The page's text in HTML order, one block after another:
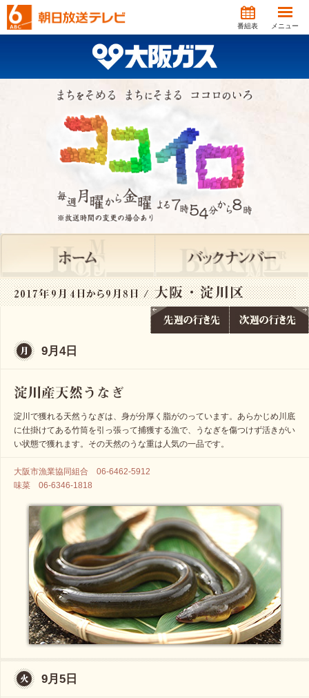
番組表 メニュー
9月4日
淀川で獲れる天然うなぎは、身が分厚く脂がのっています。あらかじめ川底
に仕掛けてある竹筒を引っ張って捕獲する漁で、うなぎを傷つけず活きがい
い状態で獲れます。その天然のうな重は人気の一品です。
大阪市漁業協同組合 06-6462-5912
味菜 06-6346-1818
9月5日